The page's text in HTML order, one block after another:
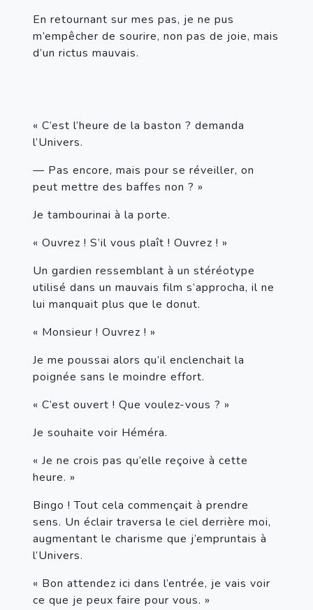
En retournant sur mes pas, je ne pus
m’empêcher de sourire, non pas de joie, mais
d’un rictus mauvais.
« C’est l’heure de la baston ? demanda
l’Univers.
— Pas encore, mais pour se réveiller, on
peut mettre des baffes non ? »
Je tambourinai à la porte.
« Ouvrez ! S’il vous plaît ! Ouvrez ! »
Un gardien ressemblant à un stéréotype
utilisé dans un mauvais film s’approcha, il ne
lui manquait plus que le donut.
« Monsieur ! Ouvrez ! »
Je me poussai alors qu’il enclenchait la
poignée sans le moindre effort.
« C’est ouvert ! Que voulez-vous ? »
Je souhaite voir Héméra.
« Je ne crois pas qu’elle reçoive à cette
heure. »
Bingo ! Tout cela commençait à prendre
sens. Un éclair traversa le ciel derrière moi,
augmentant le charisme que j’empruntais à
l’Univers.
« Bon attendez ici dans l’entrée, je vais voir
ce que je peux faire pour vous. »